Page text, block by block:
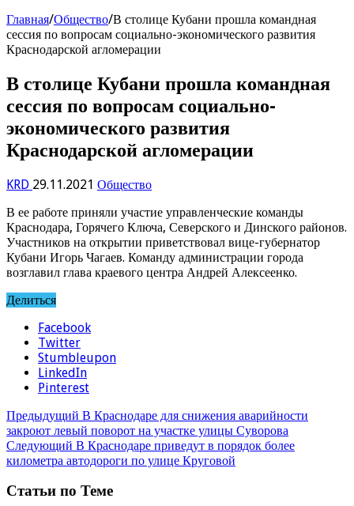
Главная/Общество/В столице Кубани прошла командная
сессия по вопросам социально-экономического развития
Краснодарской агломерации
В столице Кубани прошла командная
сессия по вопросам социально-
экономического развития
Краснодарской агломерации
KRD 29.11.2021 Общество
В ее работе приняли участие управленческие команды
Краснодара, Горячего Ключа, Северского и Динского районов.
Участников на открытии приветствовал вице-губернатор
Кубани Игорь Чагаев. Команду администрации города
возглавил глава краевого центра Андрей Алексеенко.
Делиться
Facebook
Twitter
Stumbleupon
LinkedIn
Pinterest
Предыдущий В Краснодаре для снижения аварийности
закроют левый поворот на участке улицы Суворова
Следующий В Краснодаре приведут в порядок более
километра автодороги по улице Круговой
Статьи по Теме